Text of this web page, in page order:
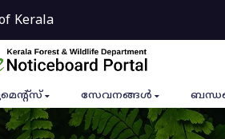
Kerala
സേവനങ്ങൾ